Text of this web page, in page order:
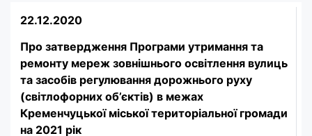
22.12.2020
Про затвердження Програми утримання та
ремонту мереж зовнішнього освітлення вулиць
та засобів регулювання дорожнього руху
(світлофорних об’єктів) в межах
Кременчуцької міської територіальної громади
на 2021 рік